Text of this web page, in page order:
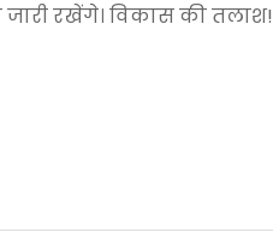
रखेंगे। विकास की तलाश!